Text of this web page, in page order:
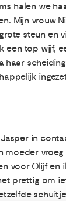
halen we
Mijn vrouw
steun en
een top wijf,
haar
in
moeder
voor Olijf en
prettig om